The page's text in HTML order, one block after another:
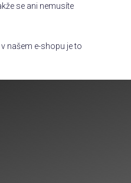
se ani nemusíte
našem e-shopu je to